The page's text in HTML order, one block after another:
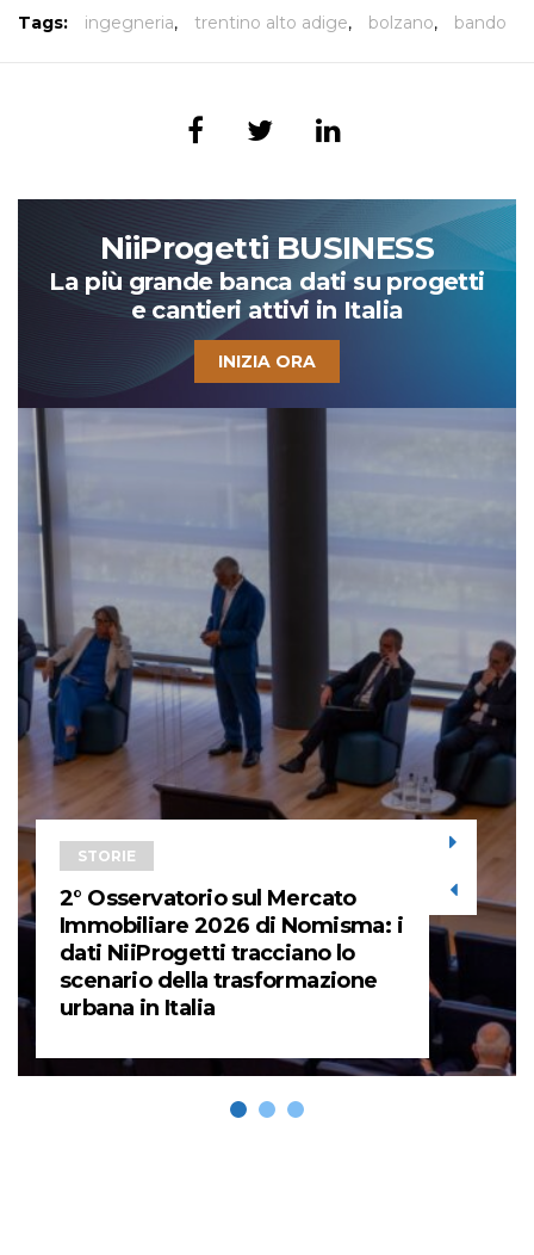
Tags: ingegneria, trentino alto adige, bolzano, bando
NiiProgetti BUSINESS
La più grande banca dati su progetti
e cantieri attivi in Italia
INIZIA ORA
STORIE
2° Osservatorio sul Mercato
Immobiliare 2026 di Nomisma: i
dati NiiProgetti tracciano lo
scenario della trasformazione
urbana in Italia